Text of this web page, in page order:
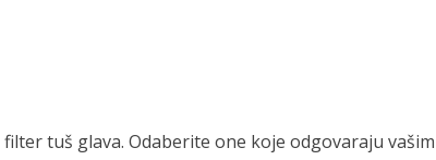
tuš glava. Odaberite one koje odgovaraju vašim